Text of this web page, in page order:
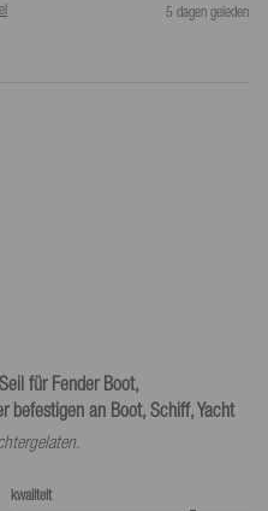
5 dagen geleden
für Fender Boot,
befestigen an Boot, Schiff, Yacht
kwaliteit